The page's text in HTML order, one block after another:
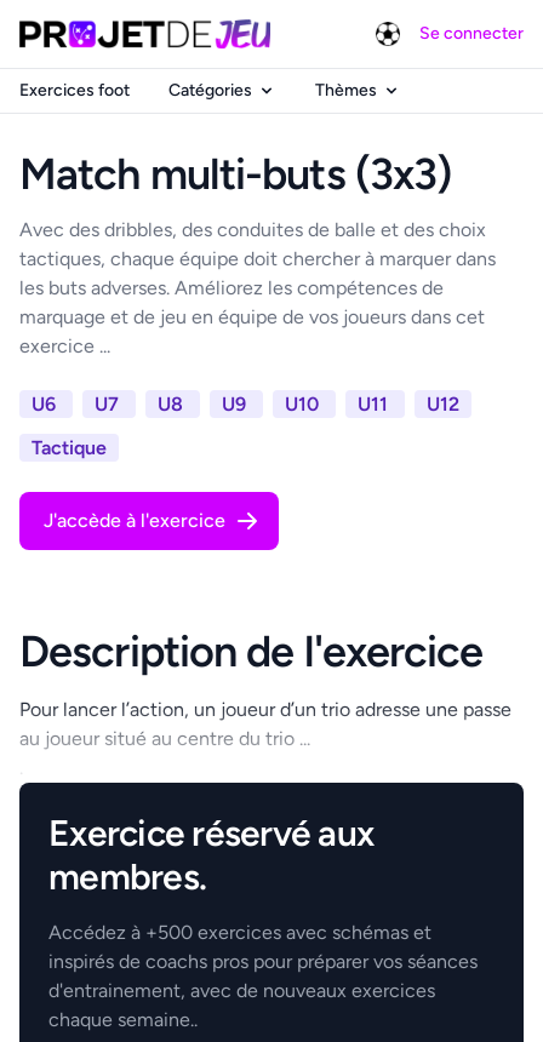
Se connecter
Exercices foot Catégories Thèmes
Match multi-buts (3x3)
Avec des dribbles, des conduites de balle et des choix
tactiques, chaque équipe doit chercher à marquer dans
les buts adverses. Améliorez les compétences de
marquage et de jeu en équipe de vos joueurs dans cet
exercice ...
U6 U7 U8 U9 U10 U11
U12
Tactique
J'accède à l'exercice
Description de l'exercice
Pour lancer l’action, un joueur d’un trio adresse une passe
au joueur situé au centre du trio ...
.
Exercice réservé aux
membres.
Accédez à +500 exercices avec schémas et
inspirés de coachs pros pour préparer vos séances
d'entrainement, avec de nouveaux exercices
chaque semaine..